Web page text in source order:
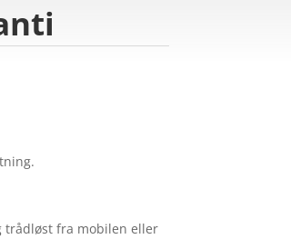
trådløst fra mobilen eller